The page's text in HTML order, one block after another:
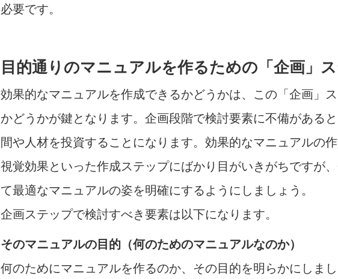
必要です。
目的通りのマニュアルを作るための「企画」
効果的なマニュアルを作成できるかどうかは、この「企画」
かどうかが鍵となります。企画段階で検討要素に不備がある
間や人材を投資することになります。効果的なマニュアルの
視覚効果といった作成ステップにばかり目がいきがちですが
て最適なマニュアルの姿を明確にするようにしましょう。
企画ステップで検討すべき要素は以下になります。
そのマニュアルの目的（何のためのマニュアルなのか）
何のためにマニュアルを作るのか、その目的を明らかにしま